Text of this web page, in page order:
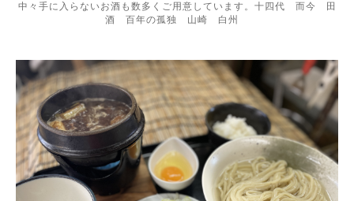
中々手に入らないお酒も数多くご用意しています。十四代 而今 田
酒 百年の孤独 山崎 白州